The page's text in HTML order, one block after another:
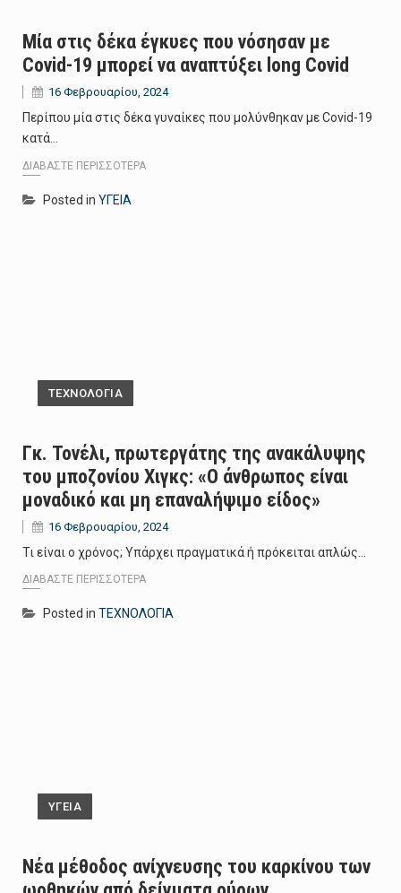
Μία στις δέκα έγκυες που νόσησαν με
Covid-19 μπορεί να αναπτύξει long Covid
16 Φεβρουαρίου, 2024
Περίπου μία στις δέκα γυναίκες που μολύνθηκαν με Covid-19
κατά…
ΔΙΑΒΆΣΤΕ ΠΕΡΙΣΣΌΤΕΡΑ
Posted in ΥΓΕΙΑ
ΤΕΧΝΟΛΟΓΙΑ
Γκ. Τονέλι, πρωτεργάτης της ανακάλυψης
του μποζονίου Χιγκς: «Ο άνθρωπος είναι
μοναδικό και μη επαναλήψιμο είδος»
16 Φεβρουαρίου, 2024
Τι είναι ο χρόνος; Υπάρχει πραγματικά ή πρόκειται απλώς…
ΔΙΑΒΆΣΤΕ ΠΕΡΙΣΣΌΤΕΡΑ
Posted in ΤΕΧΝΟΛΟΓΙΑ
ΥΓΕΙΑ
Νέα μέθοδος ανίχνευσης του καρκίνου των